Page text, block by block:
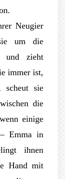
Neugier
um die
und zieht
immer ist,
scheut sie
die
einige
Emma in
ihnen
Hand mit